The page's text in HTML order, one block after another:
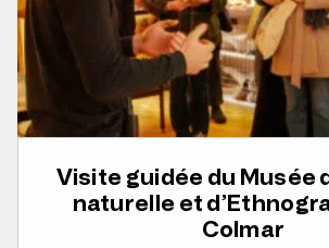
Visite guidée du Musée
naturelle et
Colmar